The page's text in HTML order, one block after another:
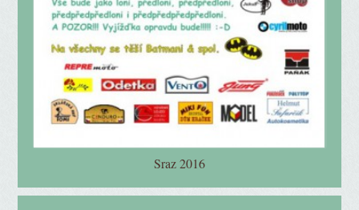
Sraz 2016